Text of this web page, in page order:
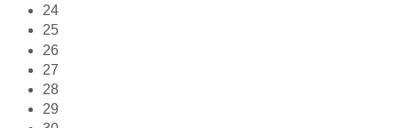
24
25
26
27
28
29